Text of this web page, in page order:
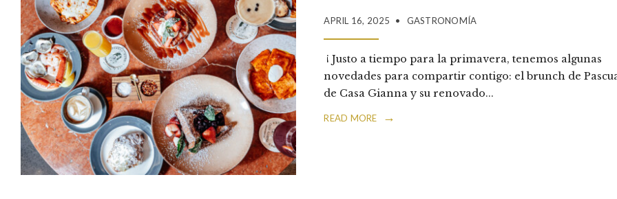
APRIL 16, 2025 • GASTRONOMÍA
¡ Justo a tiempo para la primavera, tenemos algunas
novedades para compartir contigo: el brunch de
de Casa Gianna y su renovado...
READ MORE →